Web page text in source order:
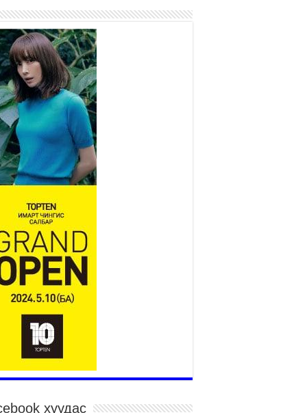
оны 7 сар 15 / 11 цаг 22 минут
Наадмын амралтын өдрүүдэд
нийслэлийн эрүүл мэндийн
байгууллагууд дараах
хуваарийн дагуу ажиллана
оны 7 сар 15 / 11 цаг 18 минут
Үндэсний их баяр наадам
эхэллээ
2026 оны 7 сар 15 / 11 цаг 14 минут
усны аюулаас сэргийлж, нийслэлийн Онцгой
газрын 162 алба хаагч үүрэг гүйцэтгэж
оны 7 сар 15 / 11 цаг 07 минут
их сурын харваанд 850 харваач цэц
сорьж байна
оны 7 сар 15 / 11 цаг 03 минут
цэнгэлдэхийн эргэн тойронд
оны 7 сар 15 / 10 цаг 58 минут
их баяр наадмын шагайн харваа
хүрэгчдийн багийн харваагаар
байна
оны 7 сар 15 / 10 цаг 52 минут
их баяр наадмын хүчит бөхийн
хуудас